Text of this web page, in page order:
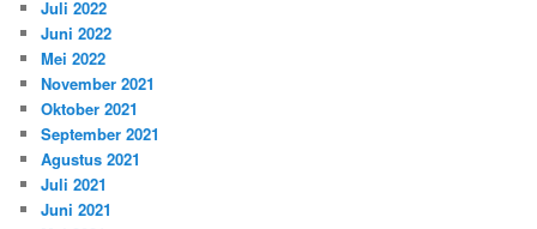
Juli 2022
Juni 2022
Mei 2022
November 2021
Oktober 2021
September 2021
Agustus 2021
Juli 2021
Juni 2021